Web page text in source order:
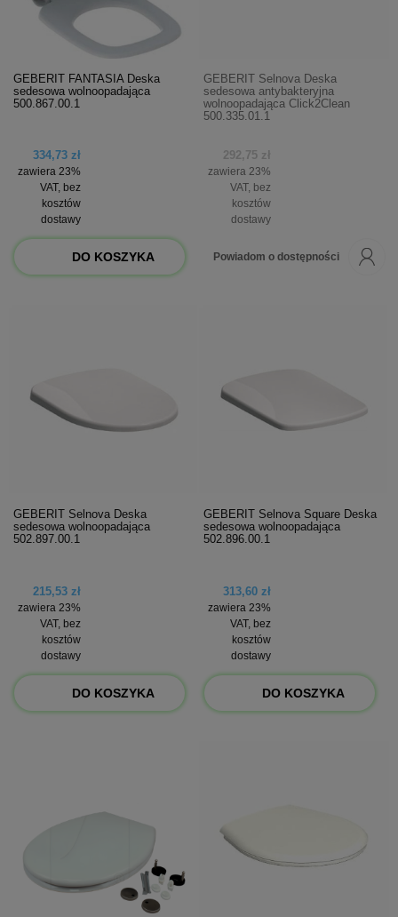
GEBERIT FANTASIA Deska
sedesowa wolnoopadająca
500.867.00.1
334,73 zł
zawiera 23%
VAT, bez
kosztów
dostawy
DO KOSZYKA
GEBERIT Selnova Deska
sedesowa antybakteryjna
wolnoopadająca Click2Clean
500.335.01.1
292,75 zł
zawiera 23%
VAT, bez
kosztów
dostawy
Powiadom o dostępności
GEBERIT Selnova Deska
sedesowa wolnoopadająca
502.897.00.1
215,53 zł
zawiera 23%
VAT, bez
kosztów
dostawy
DO KOSZYKA
GEBERIT Selnova Square Deska
sedesowa wolnoopadająca
502.896.00.1
313,60 zł
zawiera 23%
VAT, bez
kosztów
dostawy
DO KOSZYKA